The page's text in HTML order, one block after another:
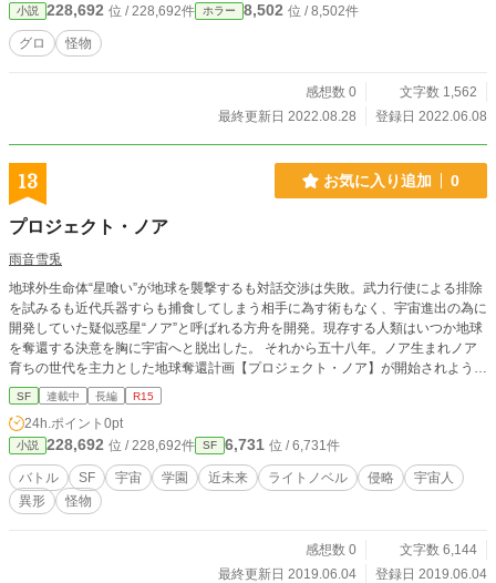
小説 228,692 位 / 228,692件 ホラー 8,502 位 / 8,502件
グロ 怪物
感想数 0
文字数 1,562
最終更新日 2022.08.28
登録日 2022.06.08
13 お気に入り追加 0
プロジェクト・ノア
雨音雪兎
地球外生命体“星喰い”が地球を襲撃するも対話交渉は失敗。武力行使による排除
を試みるも近代兵器すらも捕食してしまう相手に為す術もなく、宇宙進出の為に
開発していた疑似惑星“ノア”と呼ばれる方舟を開発。現存する人類はいつか地球
を奪還する決意を胸に宇宙へと脱出した。 それから五十八年。ノア生まれノア
育ちの世代を主力とした地球奪還計画【プロジェクト・ノア】が開始されようと
していた。
SF 連載中 長編 R15
24h.ポイント 0pt
小説 228,692 位 / 228,692件 SF 6,731 位 / 6,731件
バトル SF 宇宙 学園 近未来 ライトノベル 侵略
宇宙人
異形
怪物
感想数 0
文字数 6,144
最終更新日 2019.06.04
登録日 2019.06.04